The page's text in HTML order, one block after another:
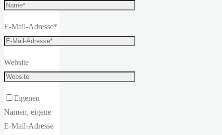
E-Mail-Adresse*
Website
Eigenen
Namen, eigene
E-Mail-Adresse